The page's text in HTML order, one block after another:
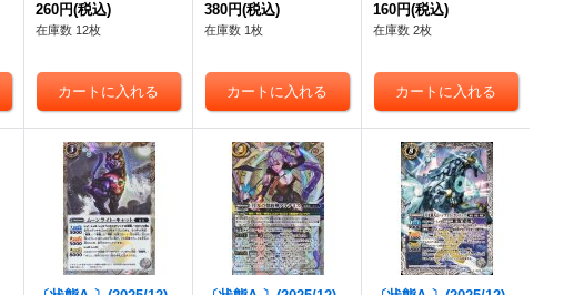
トー・ベア【M】{BS
72-039}《白》
260円(税込)
在庫数 12枚
ラー【X-SEC】{BS72
-X08}《多》
380円(税込)
在庫数 1枚
3}《白》
160円(税込)
在庫数 2枚